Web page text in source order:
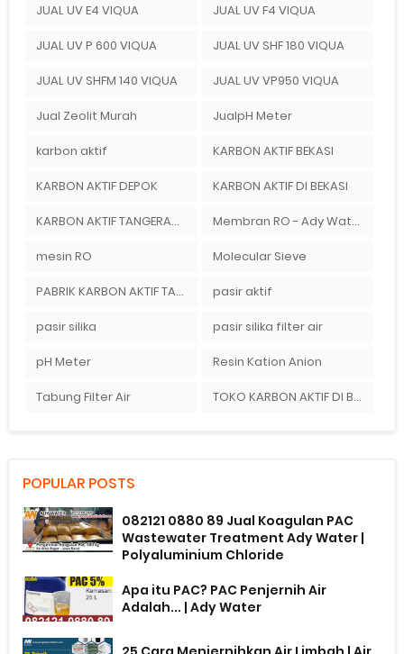
JUAL UV E4 VIQUA JUAL UV F4 VIQUA
JUAL UV P 600 VIQUA JUAL UV SHF 180 VIQUA
JUAL UV SHFM 140 VIQUA JUAL UV VP950 VIQUA
Jual Zeolit Murah JualpH Meter
karbon aktif KARBON AKTIF BEKASI
KARBON AKTIF DEPOK KARBON AKTIF DI BEKASI
KARBON AKTIF TANGERANG Membran RO - Ady Water
mesin RO Molecular Sieve
PABRIK KARBON AKTIF TANGERANG pasir aktif
pasir silika pasir silika filter air
pH Meter Resin Kation Anion
Tabung Filter Air TOKO KARBON AKTIF DI BEKASI
POPULAR POSTS
082121 0880 89 Jual Koagulan PAC
Wastewater Treatment Ady Water |
Polyaluminium Chloride
Apa itu PAC? PAC Penjernih Air
Adalah... | Ady Water